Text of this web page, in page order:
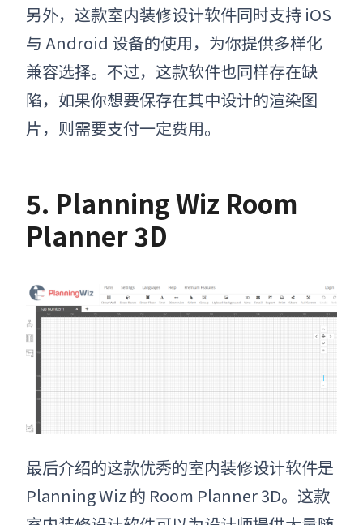
另外，这款室内装修设计软件同时支持 iOS
与 Android 设备的使用，为你提供多样化
兼容选择。不过，这款软件也同样存在缺
陷，如果你想要保存在其中设计的渲染图
片，则需要支付一定费用。
5. Planning Wiz Room
Planner 3D
最后介绍的这款优秀的室内装修设计软件是
Planning Wiz 的 Room Planner 3D。 这款